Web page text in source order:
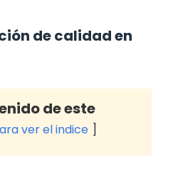
de calidad en
de este
ver el indice